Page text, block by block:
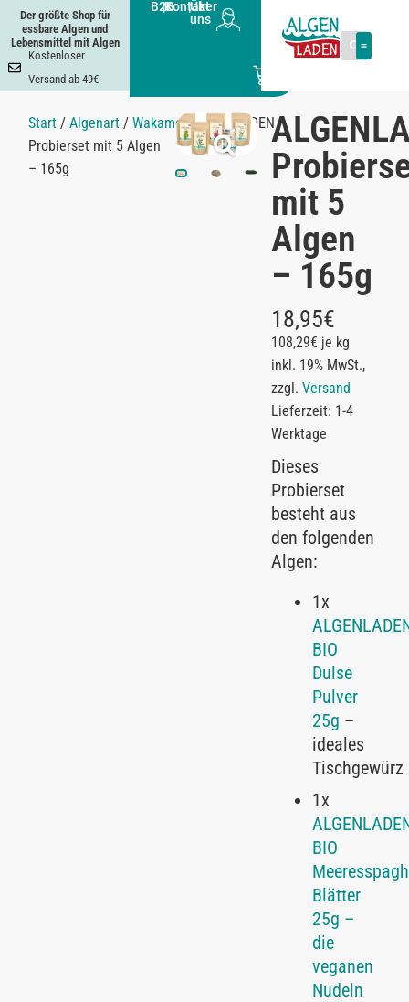
Der größte Shop für
essbare Algen und
Lebensmittel mit Algen
Kostenloser
Versand ab 49€
B2B
|Kontakt
|Über
uns
Start /Algenart /Wakame/ ALGENLADEN
Probierset mit 5 Algen
– 165g
mit 5
Algen
– 165g
18,95€
108,29€ je kg
inkl. 19% MwSt.,
zzgl. Versand
Lieferzeit: 1-4
Werktage
Dieses
Probierset
besteht aus
den folgenden
Algen:
1x
BIO
Dulse
Pulver
25g –
ideales
Tischgewürz
1x
BIO
Blätter
25g –
die
veganen
Nudeln